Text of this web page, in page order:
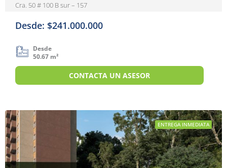
Cra. 50 # 100 B sur – 157
Desde: $241.000.000
Desde
50.67 m²
CONTACTA UN ASESOR
ENTREGA INMEDIATA